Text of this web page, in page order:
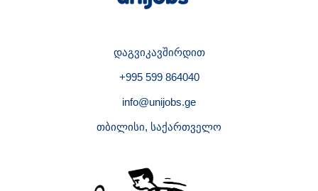
დაგვიკავშირდით
+995 599 864040
info@unijobs.ge
თბილისი, საქართველო